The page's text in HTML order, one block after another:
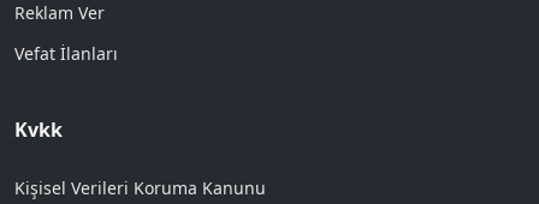
Reklam Ver
Vefat İlanları
Kvkk
Kişisel Verileri Koruma Kanunu